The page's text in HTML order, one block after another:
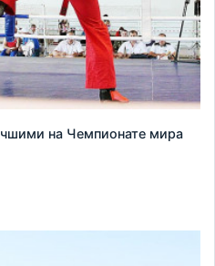
на Чемпионате мира